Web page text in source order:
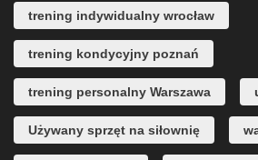
trening indywidualny wrocław
trening kondycyjny poznań
trening personalny Warszawa
Używany sprzęt na siłownię